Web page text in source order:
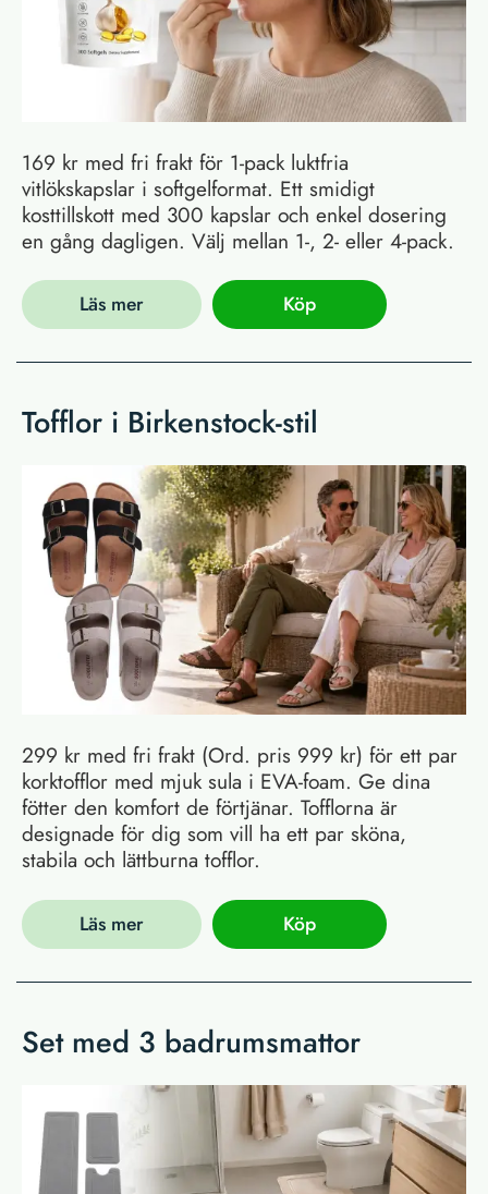
169 kr med fri frakt för 1-pack luktfria
vitlökskapslar i softgelformat. Ett smidigt
kosttillskott med 300 kapslar och enkel dosering
en gång dagligen. Välj mellan 1-, 2- eller 4-pack.
Läs mer Köp
Tofflor i Birkenstock-stil
299 kr med fri frakt (Ord. pris 999 kr) för ett par
korktofflor med mjuk sula i EVA-foam. Ge dina
fötter den komfort de förtjänar. Tofflorna är
designade för dig som vill ha ett par sköna,
stabila och lättburna tofflor.
Läs mer Köp
Set med 3 badrumsmattor